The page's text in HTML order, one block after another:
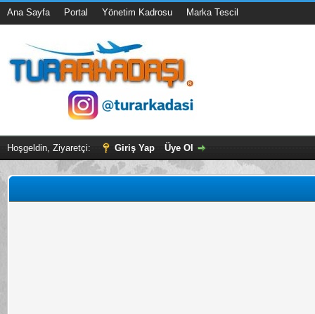
Ana Sayfa Portal Yönetim Kadrosu Marka Tescil
Hoşgeldin, Ziyaretçi: Giriş Yap Üye Ol